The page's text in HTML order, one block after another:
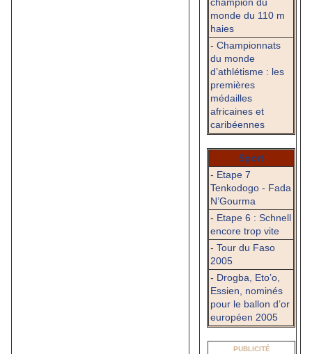
monde du 110 m
haies
- Championnats
du monde
d’athlétisme : les
premières
médailles
africaines et
caribéennes
Sport
- Etape 7
Tenkodogo - Fada
N’Gourma
- Etape 6 : Schnell
encore trop vite
- Tour du Faso
2005
- Drogba, Eto’o,
Essien, nominés
pour le ballon d’or
européen 2005
PUBLICITÉ